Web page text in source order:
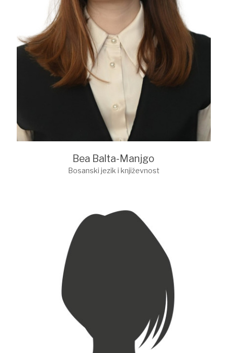
Bea Balta-Manjgo
Bosanski jezik i književnost